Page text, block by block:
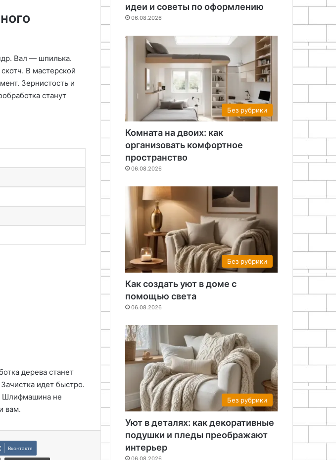
Вал — шпилька.
В мастерской
Зернистость и
станут
дерева станет
идет быстро.
Шлифмашина не
вам.
Вконтакте
идеи и советы по оформлению
06.08.2026
Без рубрики
Комната на двоих: как
организовать комфортное
пространство
06.08.2026
Без рубрики
Как создать уют в доме с
помощью света
06.08.2026
Без рубрики
Уют в деталях: как декоративные
подушки и пледы преображают
интерьер
06.08.2026